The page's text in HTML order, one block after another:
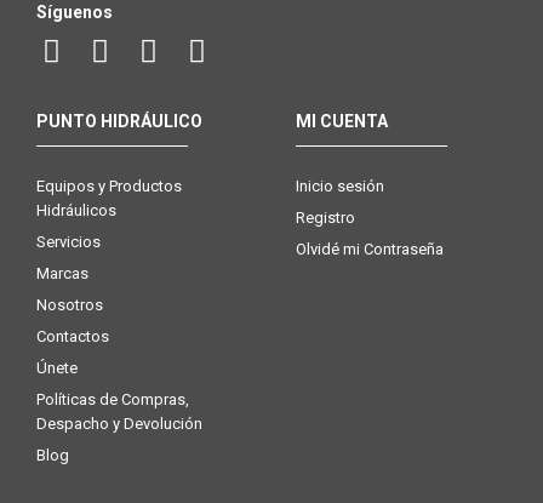
Síguenos
PUNTO HIDRÁULICO
Equipos y Productos
Hidráulicos
Servicios
Marcas
Nosotros
Contactos
Únete
Políticas de Compras,
Despacho y Devolución
Blog
MI CUENTA
Inicio sesión
Registro
Olvidé mi Contraseña